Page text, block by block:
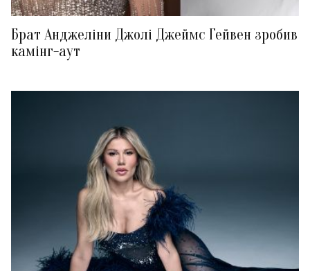
Брат Анджеліни Джолі Джеймс Гейвен зробив
камінг-аут